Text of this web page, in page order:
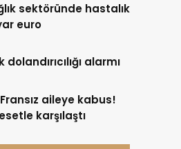
sektöründe hastalık
euro
alarmı
aileye kabus!
karşılaştı